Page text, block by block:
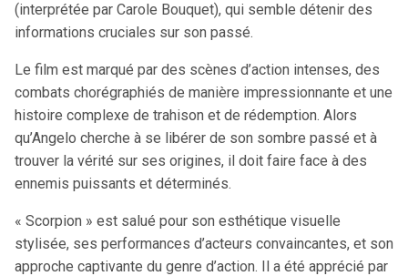
(interprétée par Carole Bouquet), qui semble détenir des
informations cruciales sur son passé.
Le film est marqué par des scènes d’action intenses, des
combats chorégraphiés de manière impressionnante et une
histoire complexe de trahison et de rédemption. Alors
qu’Angelo cherche à se libérer de son sombre passé et à
trouver la vérité sur ses origines, il doit faire face à des
ennemis puissants et déterminés.
« Scorpion » est salué pour son esthétique visuelle
stylisée, ses performances d’acteurs convaincantes, et son
approche captivante du genre d’action. Il a été apprécié par